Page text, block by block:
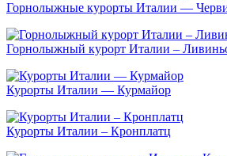
Горнолыжные курорты Италии —
Горнолыжный курорт Италии –
Курорты Италии — Курмайор
Курорты Италии – Кронплатц